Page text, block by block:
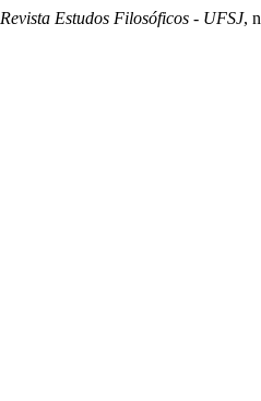
Revista Estudos Filosóficos - UFSJ,